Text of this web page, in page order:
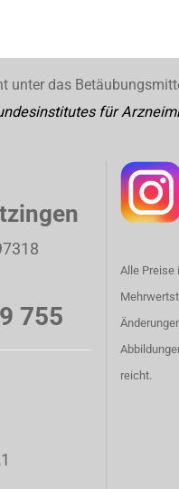
unter das
für
755
Alle Preise
reicht.